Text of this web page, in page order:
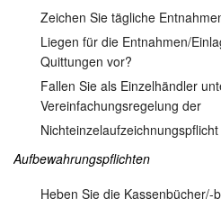
Zeichen Sie tägliche
Liegen für die Entnahmen/
Quittungen vor?
Fallen Sie als Einzelhändler
Vereinfachungsregelung der
Aufbewahrungspflichten
Heben Sie die Kassenbücher/-